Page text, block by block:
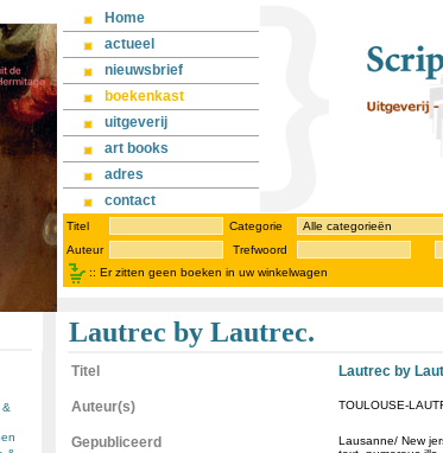
Home
actueel
nieuwsbrief
boekenkast
uitgeverij
art books
adres
contact
Titel
Categorie
Auteur
Trefwoord
:: Er zitten geen boeken in uw winkelwagen
Lautrec by Lautrec.
Titel Lautrec by
Auteur(s) TOULOUSE-
Gepubliceerd
Lausanne/ New